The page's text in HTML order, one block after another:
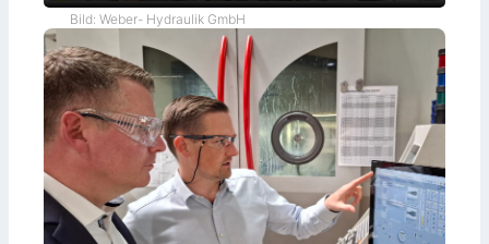
Bild: Weber- Hydraulik GmbH